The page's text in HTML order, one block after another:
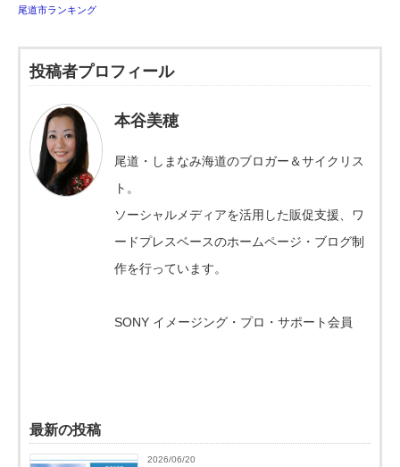
尾道市ランキング
投稿者プロフィール
本谷美穂
尾道・しまなみ海道のブロガー＆サイクリス
ト。
ソーシャルメディアを活用した販促支援、ワ
ードプレスベースのホームページ・ブログ制
作を行っています。
SONY イメージング・プロ・サポート会員
最新の投稿
2026/06/20